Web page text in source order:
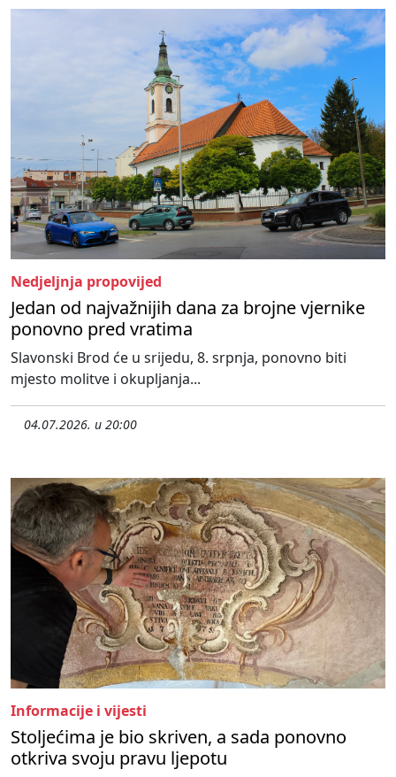
Nedjeljnja propovijed
Jedan od najvažnijih dana za brojne vjernike
ponovno pred vratima
Slavonski Brod će u srijedu, 8. srpnja, ponovno biti
mjesto molitve i okupljanja...
04.07.2026. u 20:00
Informacije i vijesti
Stoljećima je bio skriven, a sada ponovno
otkriva svoju pravu ljepotu